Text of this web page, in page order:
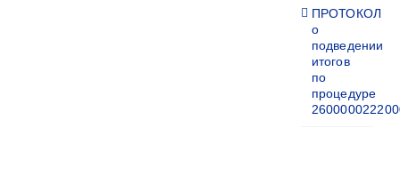
ПРОТОКОЛ
о
подведении
итогов
по
процедуре